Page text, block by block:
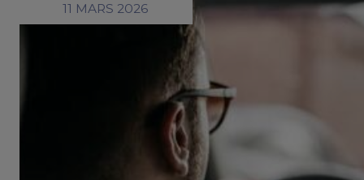
11 MARS 2026